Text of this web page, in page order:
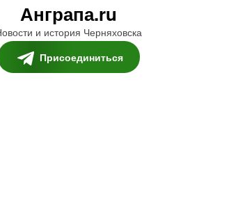
Анграпа.ru
и история Черняховска
Присоединиться